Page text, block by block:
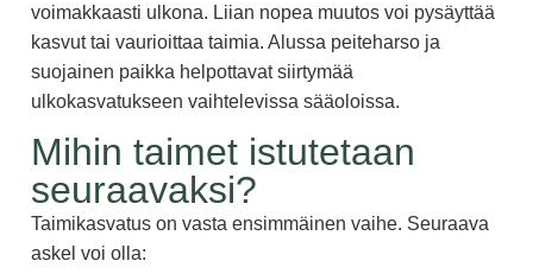
voimakkaasti ulkona. Liian nopea muutos voi pysäyttää
kasvut tai vaurioittaa taimia. Alussa peiteharso ja
suojainen paikka helpottavat siirtymää
ulkokasvatukseen vaihtelevissa sääoloissa.
Mihin taimet istutetaan
seuraavaksi?
Taimikasvatus on vasta ensimmäinen vaihe. Seuraava
askel voi olla: